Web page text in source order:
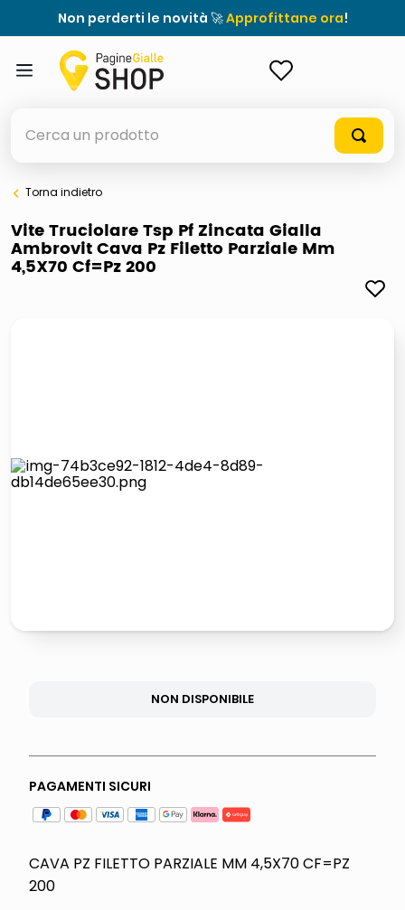
Non perderti le novità 🚀Approfittane ora!
elenchi telefonici
orologio parete
pattumiera raccolta differenziata
Torna indietro
Vite Truciolare Tsp Pf Zincata Gialla
Ambrovit Cava Pz Filetto Parziale Mm
4,5X70 Cf=Pz 200
NON DISPONIBILE
PAGAMENTI SICURI
CAVA PZ FILETTO PARZIALE MM 4,5X70 CF=PZ
200